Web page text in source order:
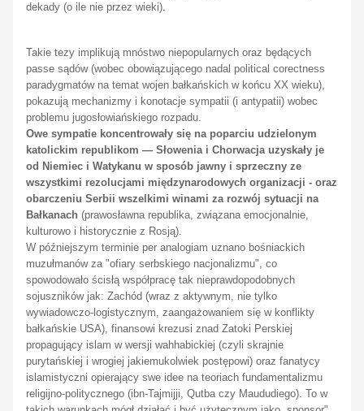
dekady (o ile nie przez wieki).
Takie tezy implikują mnóstwo niepopularnych oraz będących
passe sądów (wobec obowiązującego nadal political corectness
paradygmatów na temat wojen bałkańskich w końcu XX wieku),
pokazują mechanizmy i konotacje sympatii (i antypatii) wobec
problemu jugosłowiańskiego rozpadu.
Owe sympatie koncentrowały się na poparciu udzielonym
katolickim republikom — Słowenia i Chorwacja uzyskały je
od Niemiec i Watykanu w sposób jawny i sprzeczny ze
wszystkimi rezolucjami międzynarodowych organizacji - oraz
obarczeniu Serbii wszelkimi winami za rozwój sytuacji na
Bałkanach (prawosławna republika, związana emocjonalnie,
kulturowo i historycznie z Rosją).
W późniejszym terminie per analogiam uznano bośniackich
muzułmanów za "ofiary serbskiego nacjonalizmu", co
spowodowało ścisłą współpracę tak nieprawdopodobnych
sojuszników jak: Zachód (wraz z aktywnym, nie tylko
wywiadowczo-logistycznym, zaangażowaniem się w konflikty
bałkańskie USA), finansowi krezusi znad Zatoki Perskiej
propagujący islam w wersji wahhabickiej (czyli skrajnie
purytańskiej i wrogiej jakiemukolwiek postępowi) oraz fanatycy
islamistyczni opierający swe idee na teoriach fundamentalizmu
religijno-politycznego (ibn-Tajmijji, Qutba czy Maududiego). To w